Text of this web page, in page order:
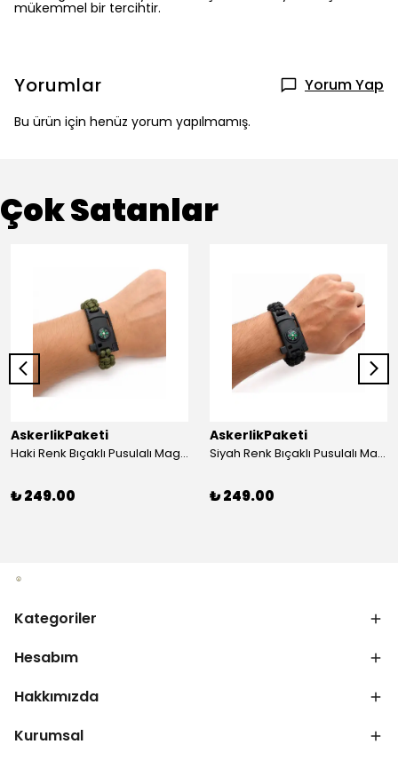
mükemmel bir tercihtir.
Yorumlar Yorum Yap
Bu ürün için henüz yorum yapılmamış.
Çok Satanlar
AskerlikPaketi
Haki Renk Bıçaklı Pusulalı Magnezyum Çubuklu Düdüklü Paracord Bileklik
₺ 249.00
AskerlikPaketi
Siyah Renk Bıçaklı Pusulalı Magnezyum Çubuklu Düdüklü Paracord Bileklik
₺ 249.00
Kategoriler
Hesabım
Hakkımızda
Kurumsal